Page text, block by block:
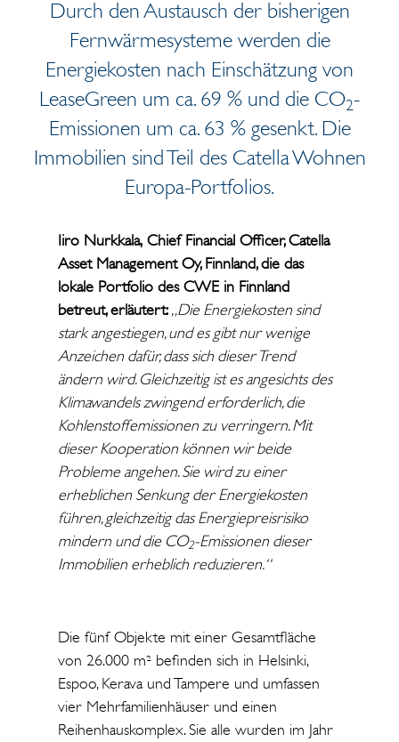
Durch den Austausch der bisherigen
Fernwärmesysteme werden die
Energiekosten nach Einschätzung von
LeaseGreen um ca. 69 % und die CO2-
Emissionen um ca. 63 % gesenkt. Die
Immobilien sind Teil des Catella Wohnen
Europa-Portfolios.
Iiro Nurkkala, Chief Financial Officer, Catella
Asset Management Oy, Finnland, die das
lokale Portfolio des CWE in Finnland
betreut, erläutert:„Die Energiekosten sind
stark angestiegen, und es gibt nur wenige
Anzeichen dafür, dass sich dieser Trend
ändern wird. Gleichzeitig ist es angesichts des
Klimawandels zwingend erforderlich, die
Kohlenstoffemissionen zu verringern. Mit
dieser Kooperation können wir beide
Probleme angehen. Sie wird zu einer
erheblichen Senkung der Energiekosten
führen, gleichzeitig das Energiepreisrisiko
mindern und die CO2-Emissionen dieser
Immobilien erheblich reduzieren.“
Die fünf Objekte mit einer Gesamtfläche
von 26.000 m² befinden sich in Helsinki,
Espoo, Kerava und Tampere und umfassen
vier Mehrfamilienhäuser und einen
Reihenhauskomplex. Sie alle wurden im Jahr